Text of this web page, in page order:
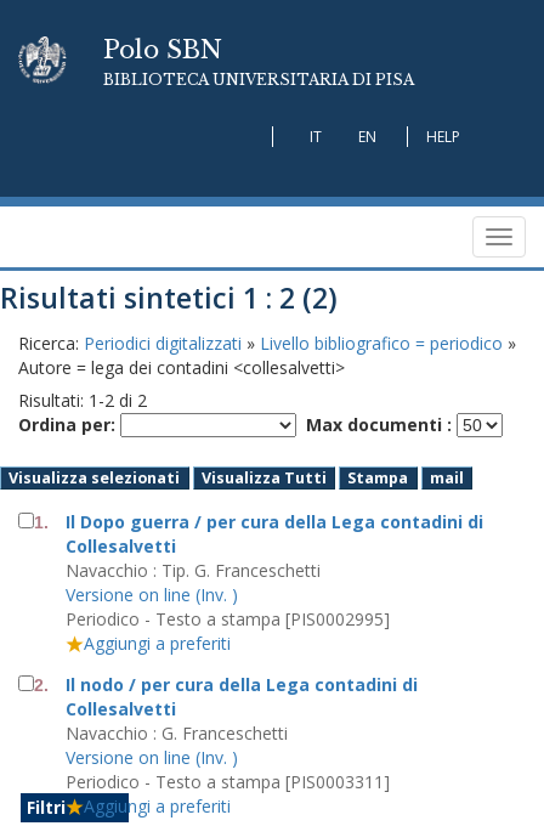
Polo SBN
BIBLIOTECA UNIVERSITARIA DI PISA
IT EN HELP
Risultati sintetici 1 : 2 (2)
Ricerca: Periodici digitalizzati » Livello bibliografico = periodico »
Autore = lega dei contadini <collesalvetti>
Risultati: 1 -2 di 2
Ordina per:
Max documenti :
Visualizza selezionati Visualizza Tutti Stampa mail
1.
Il Dopo guerra / per cura della Lega contadini di
Collesalvetti
Navacchio : Tip. G. Franceschetti
Versione on line (Inv. )
Periodico - Testo a stampa [PIS0002995]
Aggiungi a preferiti
2.
Il nodo / per cura della Lega contadini di
Collesalvetti
Navacchio : G. Franceschetti
Versione on line (Inv. )
Periodico - Testo a stampa [PIS0003311]
Aggiungi a preferiti
Filtri